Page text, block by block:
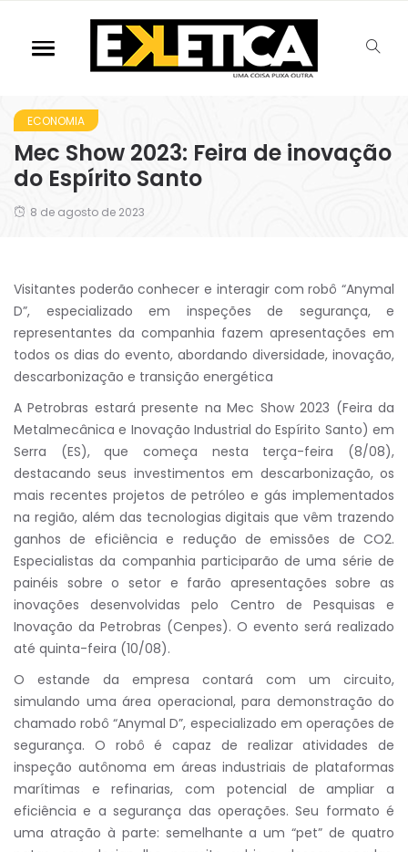
ECONOMIA
Mec Show 2023: Feira de inovação
do Espírito Santo
8 de agosto de 2023
Visitantes poderão conhecer e interagir com robô “Anymal
D”, especializado em inspeções de segurança, e
representantes da companhia fazem apresentações em
todos os dias do evento, abordando diversidade, inovação,
descarbonização e transição energética
A Petrobras estará presente na Mec Show 2023 (Feira da
Metalmecânica e Inovação Industrial do Espírito Santo) em
Serra (ES), que começa nesta terça-feira (8/08),
destacando seus investimentos em descarbonização, os
mais recentes projetos de petróleo e gás implementados
na região, além das tecnologias digitais que vêm trazendo
ganhos de eficiência e redução de emissões de CO2.
Especialistas da companhia participarão de uma série de
painéis sobre o setor e farão apresentações sobre as
inovações desenvolvidas pelo Centro de Pesquisas e
Inovação da Petrobras (Cenpes). O evento será realizado
até quinta-feira (10/08).
O estande da empresa contará com um circuito,
simulando uma área operacional, para demonstração do
chamado robô “Anymal D”, especializado em operações de
segurança. O robô é capaz de realizar atividades de
inspeção autônoma em áreas industriais de plataformas
marítimas e refinarias, com potencial de ampliar a
eficiência e a segurança das operações. Seu formato é
uma atração à parte: semelhante a um “pet” de quatro